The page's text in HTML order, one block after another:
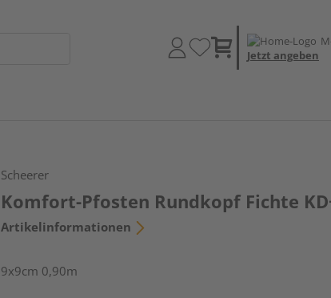
Jetzt angeben
Scheerer
Komfort-Pfosten Rundkopf Fichte
Artikelinformationen
9x9cm 0,90m